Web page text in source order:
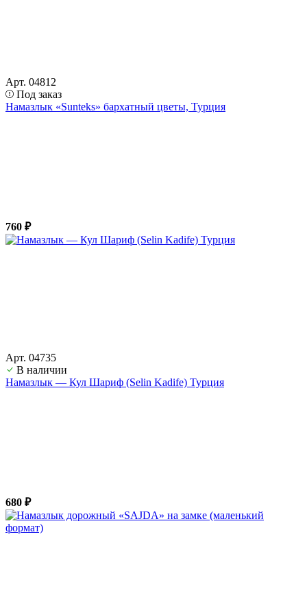
Арт. 04812
Под заказ
Намазлык «Sunteks» бархатный цветы, Турция
760 ₽
Арт. 04735
В наличии
Намазлык — Кул Шариф (Selin Kadife) Турция
680 ₽